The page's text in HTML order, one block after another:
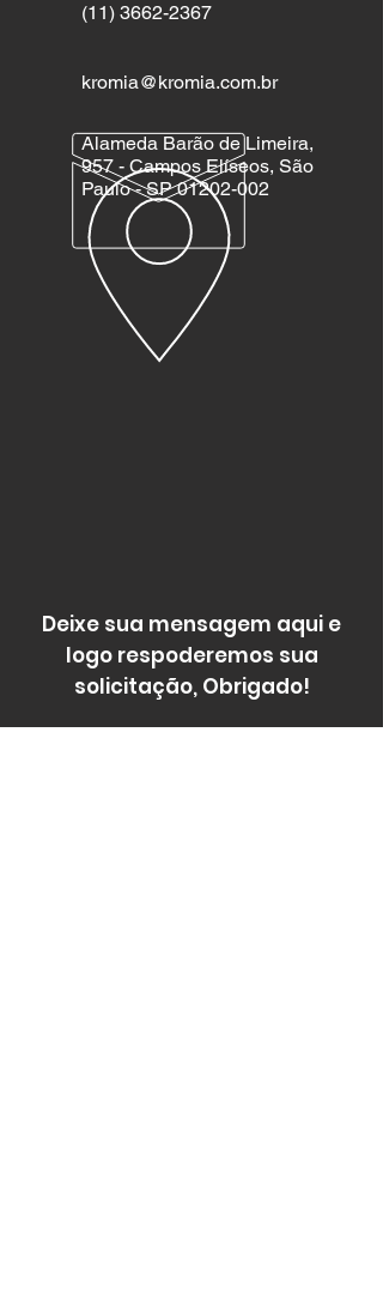
(11) 3662-2367
kromia@kromia.com.br
Alameda Barão de Limeira,
957 - Campos Elíseos, São
Paulo - SP01202-002
Deixe sua mensagem aqui e
logo respoderemos sua
solicitação, Obrigado!